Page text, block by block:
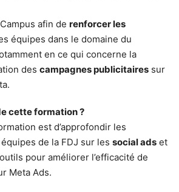
afin de renforcer les
équipes dans le domaine du
en ce qui concerne la
des campagnes publicitaires sur
cette formation ?
est d’approfondir les
de la FDJ sur les social ads et
pour améliorer l’efficacité de
Meta Ads.